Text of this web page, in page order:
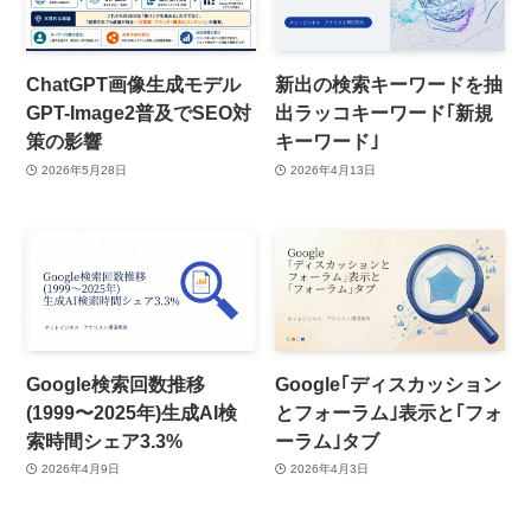
ChatGPT画像生成モデル
GPT-Image2普及でSEO対
策の影響
2026年5月28日
新出の検索キーワードを抽
出ラッコキーワード｢新規
キーワード｣
2026年4月13日
Google検索回数推移
(1999〜2025年)生成AI検
索時間シェア3.3%
2026年4月9日
Google｢ディスカッション
とフォーラム｣表示と｢フォ
ーラム｣タブ
2026年4月3日